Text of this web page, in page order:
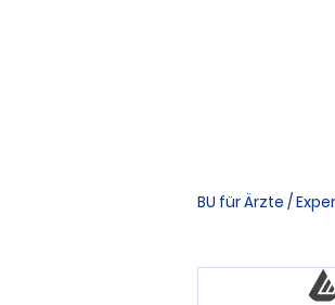
BU für Ärzte /
Vertrag &